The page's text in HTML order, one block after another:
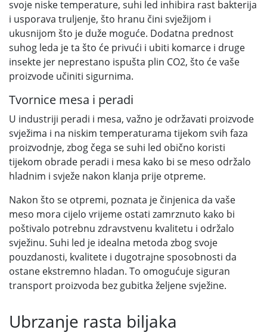
svoje niske temperature, suhi led inhibira rast bakterija
i usporava truljenje, što hranu čini svježijom i
ukusnijom što je duže moguće. Dodatna prednost
suhog leda je ta što će privući i ubiti komarce i druge
insekte jer neprestano ispušta plin CO2, što će vaše
proizvode učiniti sigurnima.
Tvornice mesa i peradi
U industriji peradi i mesa, važno je održavati proizvode
svježima i na niskim temperaturama tijekom svih faza
proizvodnje, zbog čega se suhi led obično koristi
tijekom obrade peradi i mesa kako bi se meso održalo
hladnim i svježe nakon klanja prije otpreme.
Nakon što se otpremi, poznata je činjenica da vaše
meso mora cijelo vrijeme ostati zamrznuto kako bi
poštivalo potrebnu zdravstvenu kvalitetu i održalo
svježinu. Suhi led je idealna metoda zbog svoje
pouzdanosti, kvalitete i dugotrajne sposobnosti da
ostane ekstremno hladan. To omogućuje siguran
transport proizvoda bez gubitka željene svježine.
Ubrzanje rasta biljaka